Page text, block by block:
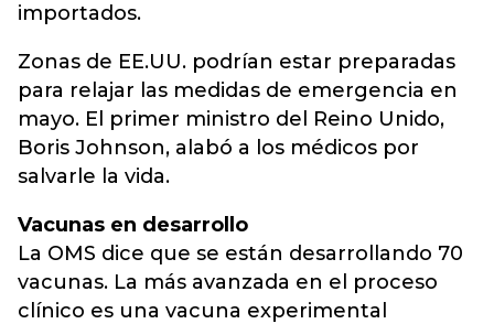
importados.
Zonas de EE.UU. podrían estar preparadas
para relajar las medidas de emergencia en
mayo. El primer ministro del Reino Unido,
Boris Johnson, alabó a los médicos por
salvarle la vida.
Vacunas en desarrollo
La OMS dice que se están desarrollando 70
vacunas. La más avanzada en el proceso
clínico es una vacuna experimental